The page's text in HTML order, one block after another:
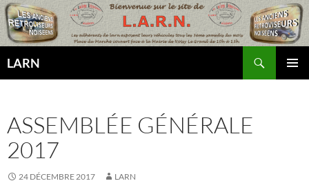
Aller
au
contenu
LARN
ASSEMBLÉE GÉNÉRALE
2017
24 DÉCEMBRE 2017 LARN